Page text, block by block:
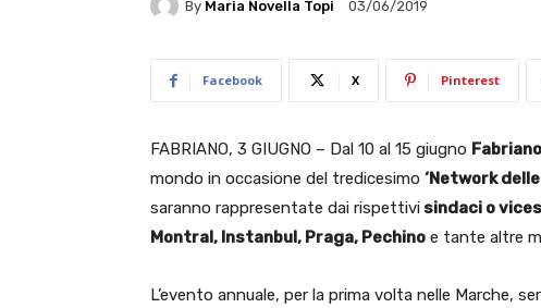
By Maria Novella Topi 03/06/2019
Facebook X Pinterest
FABRIANO, 3 GIUGNO – Dal 10 al 15 giugno Fabriano
mondo in occasione del tredicesimo ‘Network
saranno rappresentate dai rispettivi sindaci o
Montral, Instanbul, Praga, Pechino e tante altre
L’evento annuale, per la prima volta nelle Marche,